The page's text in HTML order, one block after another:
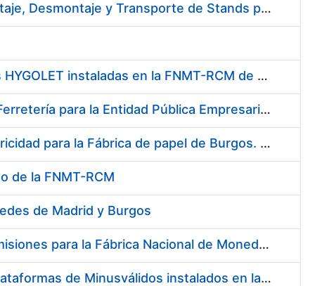
Servicio de Ejecución del Proyecto de Diseño, Construcción, Montaje, Desmontaje y Transporte de Stands para las diferentes Ferias Nacionales e Internacionales a celebrar durante 2020
Servicio de mantenimiento y adquisición de las tapas automáticas HYGOLET instaladas en la FNMT-RCM de Madrid, y el suministro de rollos de plásticos originales
Suscripción de Acuerdo Marco para el Suministro de Material de Ferretería para la Entidad Pública Empresarial Fábrica Nacional de Moneda y Timbre-Real Casa de la Moneda (FNMT-RCM)
Acuerdo Marco - Contratación del suministro de Material de Electricidad para la Fábrica de papel de Burgos. PA AM /FP/004/2020-2021
de la FNMT-RCM
de Madrid y Burgos
Contratación del Suministro de Rodamientos y Material de Transmisiones para la Fábrica Nacional de Moneda y Timbre - Real Casa de la Moneda
Servicios de Mantenimiento de los Ascensores, Montacargas y Plataformas de Minusválidos instalados en la Fábrica de Papel de Burgos